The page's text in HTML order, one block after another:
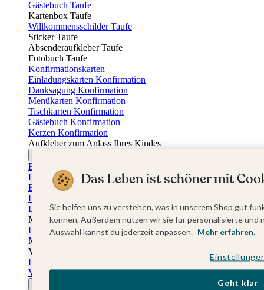
Gästebuch Taufe
Kartenbox Taufe
Willkommensschilder Taufe
Sticker Taufe
Absenderaufkleber Taufe
Fotobuch Taufe
Konfirmationskarten
Einladungskarten Konfirmation
Danksagung Konfirmation
Menükarten Konfirmation
Tischkarten Konfirmation
Gästebuch Konfirmation
Kerzen Konfirmation
Aufkleber zum Anlass Ihres Kindes
Einladungskarten Firmung
Dankeskarten Firmung
Einschulungskarten
Einladungskarten Einschulung
Danksagung Einschulung
Muttertag
Fotogeschenke Muttertag
Muttertagskarten
Vatertag
Fotogeschenke Vatertag
Vatertagskarten
Das Leben ist schöner mit
Sie helfen uns zu verstehen, was in unserem Shop gut
können. Außerdem nutzen wir sie für personalisierte
Auswahl kannst du jederzeit anpassen. Mehr erfahren.
Geht klar